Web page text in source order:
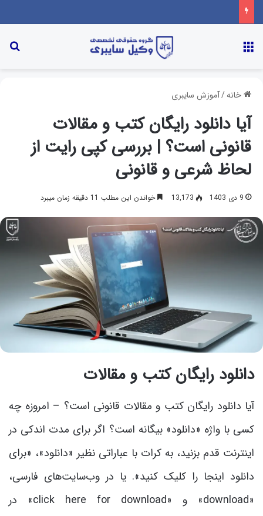
خانه/آموزش سایبری
آیا دانلود رایگان کتب و مقالات
قانونی است؟ | بررسی کپی رایت از
لحاظ شرعی و قانونی
9 دی 1403 13,173 خواندن این مطلب 11 دقیقه زمان میبرد
دانلود رایگان کتب و مقالات
آیا دانلود رایگان کتب و مقالات قانونی است؟ – امروزه چه
کسی با واژه «دانلود» بیگانه است؟ اگر برای مدت اندکی در
اینترنت قدم بزنید، به کرات با عباراتی نظیر «دانلود»، «برای
دانلود اینجا را کلیک کنید». یا در وب‌سایت‌های فارسی،
«download» و «click here for download» در